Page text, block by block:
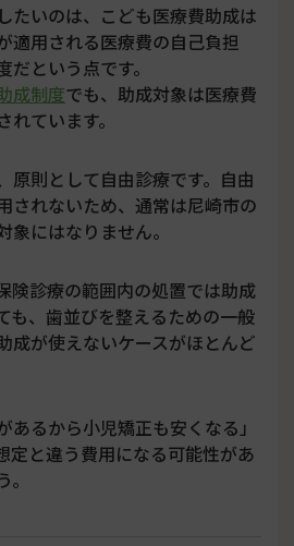
たいのは、こども医療費助成は
適用される医療費の自己負担
という点です。
成制度でも、助成対象は医療費
ています。
原則として自由診療です。自由
されないため、通常は尼崎市の
象にはなりません。
険診療の範囲内の処置では助成
も、歯並びを整えるための一般
成が使えないケースがほとんど
あるから小児矯正も安くなる」
定と違う費用になる可能性があ